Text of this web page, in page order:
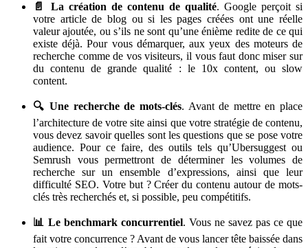
📄 La création de contenu de qualité. Google perçoit si
votre article de blog ou si les pages créées ont une réelle
valeur ajoutée, ou s’ils ne sont qu’une énième redite de ce qui
existe déjà. Pour vous démarquer, aux yeux des moteurs de
recherche comme de vos visiteurs, il vous faut donc miser sur
du contenu de grande qualité : le 10x content, ou slow
content.
🔍 Une recherche de mots-clés. Avant de mettre en place
l’architecture de votre site ainsi que votre stratégie de contenu,
vous devez savoir quelles sont les questions que se pose votre
audience. Pour ce faire, des outils tels qu’Ubersuggest ou
Semrush vous permettront de déterminer les volumes de
recherche sur un ensemble d’expressions, ainsi que leur
difficulté SEO. Votre but ? Créer du contenu autour de mots-
clés très recherchés et, si possible, peu compétitifs.
📊 Le benchmark concurrentiel. Vous ne savez pas ce que
fait votre concurrence ? Avant de vous lancer tête baissée dans